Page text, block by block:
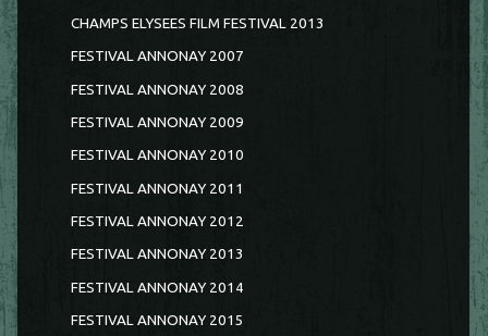
CHAMPS ELYSEES FILM FESTIVAL 2013
FESTIVAL ANNONAY 2007
FESTIVAL ANNONAY 2008
FESTIVAL ANNONAY 2009
FESTIVAL ANNONAY 2010
FESTIVAL ANNONAY 2011
FESTIVAL ANNONAY 2012
FESTIVAL ANNONAY 2013
FESTIVAL ANNONAY 2014
FESTIVAL ANNONAY 2015